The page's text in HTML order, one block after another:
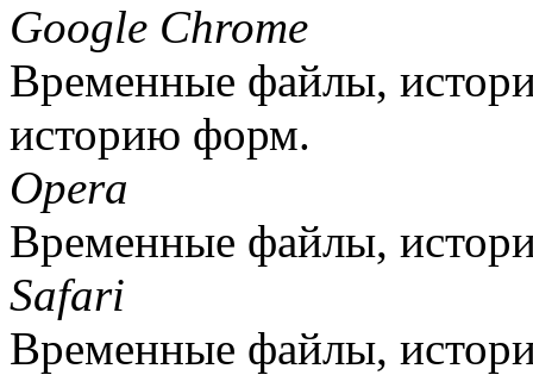
Google Chrome
Временные файлы,
историю форм.
Opera
Временные файлы,
Safari
Временные файлы,